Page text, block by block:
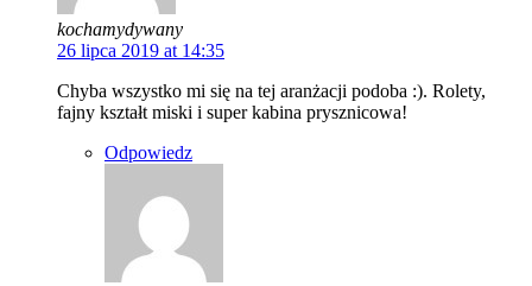
kochamydywany
26 lipca 2019 at 14:35
Chyba wszystko mi się na tej aranżacji podoba :). Rolety,
fajny kształt miski i super kabina prysznicowa!
Odpowiedz